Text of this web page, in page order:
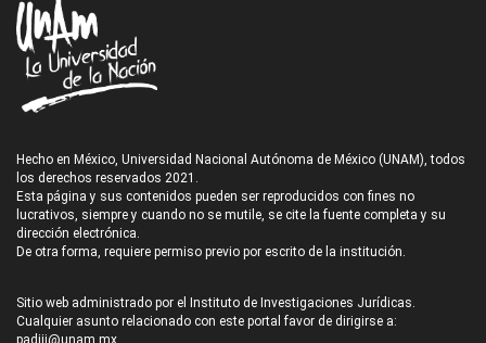
Hecho en México, Universidad Nacional Autónoma de México (UNAM), todos
los derechos reservados 2021.
Esta página y sus contenidos pueden ser reproducidos con fines no
lucrativos, siempre y cuando no se mutile, se cite la fuente completa y su
dirección electrónica.
De otra forma, requiere permiso previo por escrito de la institución.
Sitio web administrado por el Instituto de Investigaciones Jurídicas.
Cualquier asunto relacionado con este portal favor de dirigirse a: